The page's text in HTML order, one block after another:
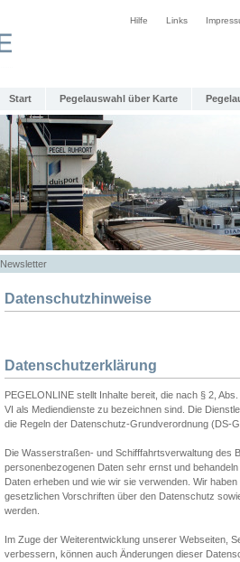
Hilfe Links
Start Pegelauswahl über Karte
Newsletter
Datenschutzhinweise
Datenschutzerklärung
PEGELONLINE stellt Inhalte bereit, die nach § 2,
VI als Mediendienste zu bezeichnen sind. Die
die Regeln der Datenschutz-Grundverordnung (DS-
Die Wasserstraßen- und Schifffahrtsverwaltung des
personenbezogenen Daten sehr ernst und
Daten erheben und wie wir sie verwenden. Wir
gesetzlichen Vorschriften über den Datenschutz
werden.
Im Zuge der Weiterentwicklung unserer Webseiten,
verbessern, können auch Änderungen dieser